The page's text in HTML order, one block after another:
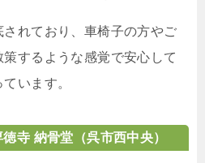
れており、車椅子の方やご
するような感覚で安心して
います。
寺 納骨堂（呉市西中央）